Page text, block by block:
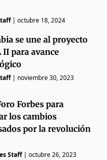
|octubre 18, 2024
se une al proyecto
II para avance
| noviembre 30, 2023
Forbes para
los cambios
por la revolución
Staff|octubre 26, 2023